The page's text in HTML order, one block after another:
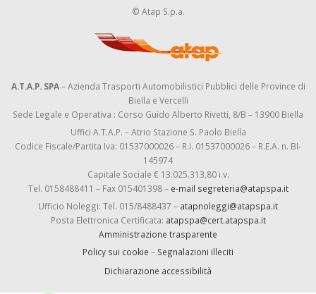
© Atap S.p.a.
A.T.A.P. SPA– Azienda Trasporti Automobilistici Pubblici delle Province di
Biella e Vercelli
Sede Legale e Operativa : Corso Guido Alberto Rivetti, 8/B – 13900 Biella
Uffici A.T.A.P. – Atrio Stazione S. Paolo Biella
Codice Fiscale/Partita Iva: 01537000026 – R.I. 01537000026 – R.E.A. n. BI-
145974
Capitale Sociale € 13.025.313,80 i.v.
Tel. 0158488411 – Fax 015401398 – e-mail segreteria@atapspa.it
Ufficio Noleggi: Tel. 015/8488437 – atapnoleggi@atapspa.it
Posta Elettronica Certificata: atapspa@cert.atapspa.it
Amministrazione trasparente
Policy sui cookie – Segnalazioni illeciti
Dichiarazione accessibilità